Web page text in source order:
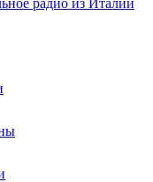
радио из Италии